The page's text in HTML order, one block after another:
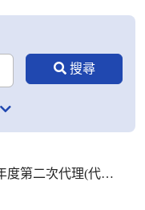
臺中市龍井區龍海國民小學115學年度第二次代理(代課)教師甄選第3次招考結果【本次招考已⾜額錄取，不再辦理後續招考】